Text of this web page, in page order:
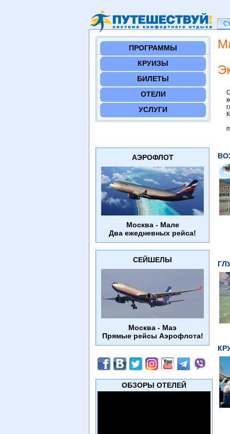
ПРОГРАММЫ
КРУИЗЫ
БИЛЕТЫ
ОТЕЛИ
УСЛУГИ
АЭРОФЛОТ
Москва - Мале
Два ежедневных рейса!
СЕЙШЕЛЫ
Москва - Маэ
Прямые рейсы Аэрофлота!
ОБЗОРЫ ОТЕЛЕЙ